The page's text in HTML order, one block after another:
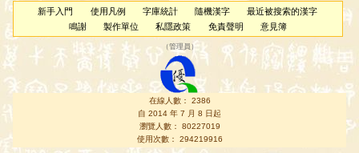
新手入門 使用凡例 字庫統計 隨機漢字
最近被搜索的漢字
鳴謝
製作單位 私隱政策 免責聲明 意見簿
（管理員 ）
在線人數： 2386
自 2014 年 7 月 8 日起
瀏覽人數： 80227019
使用次數： 294219916